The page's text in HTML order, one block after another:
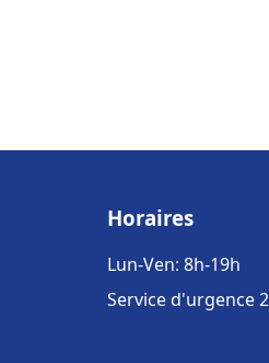
Horaires
Lun-Ven: 8h-19h
Service d'urgence